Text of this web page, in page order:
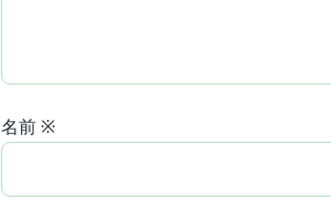
名前 ※